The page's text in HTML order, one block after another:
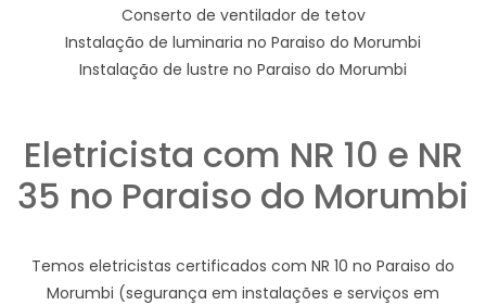
Conserto de ventilador de tetov
Instalação de luminaria no Paraiso do Morumbi
Instalação de lustre no Paraiso do Morumbi
Eletricista com NR 10 e NR
35 no Paraiso do Morumbi
Temos eletricistas certificados com NR 10 no Paraiso do
Morumbi (segurança em instalações e serviços em